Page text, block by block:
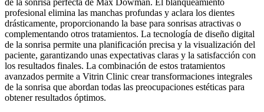
de la sonrisa perfecta de Max Dowman. El blanqueamiento
profesional elimina las manchas profundas y aclara los dientes
drásticamente, proporcionando la base para sonrisas atractivas o
complementando otros tratamientos. La tecnología de diseño digital
de la sonrisa permite una planificación precisa y la visualización del
paciente, garantizando unas expectativas claras y la satisfacción con
los resultados finales. La combinación de estos tratamientos
avanzados permite a Vitrin Clinic crear transformaciones integrales
de la sonrisa que abordan todas las preocupaciones estéticas para
obtener resultados óptimos.